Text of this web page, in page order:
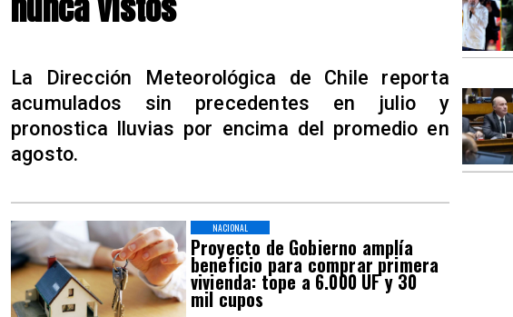
Proyecto de Gobierno amplía
beneficio para comprar primera
vivienda: tope a 6.000 UF y 30
mil cupos
NACIONAL
La Dirección Meteorológica de Chile reporta
acumulados sin precedentes en julio y
pronostica lluvias por encima del promedio en
agosto.